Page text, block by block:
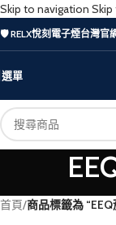
Skip to navigation
🛡️ RELX悅刻電子煙台灣官
選單
首頁/商品標籤為